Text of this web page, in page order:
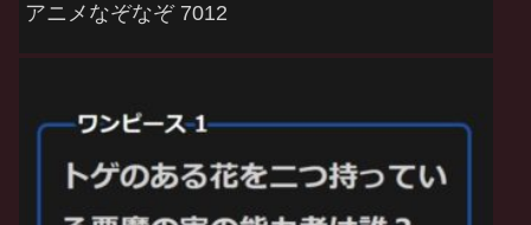
アニメなぞなぞ 7012